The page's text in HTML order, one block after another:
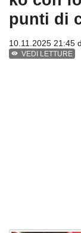
punti di
10.11.2025 21:45
VEDI LETTURE